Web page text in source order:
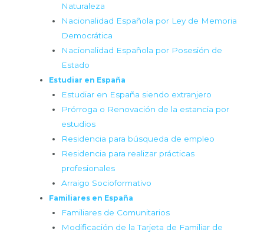
Naturaleza
Nacionalidad Española por Ley de Memoria
Democrática
Nacionalidad Española por Posesión de
Estado
Estudiar en España
Estudiar en España siendo extranjero
Prórroga o Renovación de la estancia por
estudios
Residencia para búsqueda de empleo
Residencia para realizar prácticas
profesionales
Arraigo Socioformativo
Familiares en España
Familiares de Comunitarios
Modificación de la Tarjeta de Familiar de